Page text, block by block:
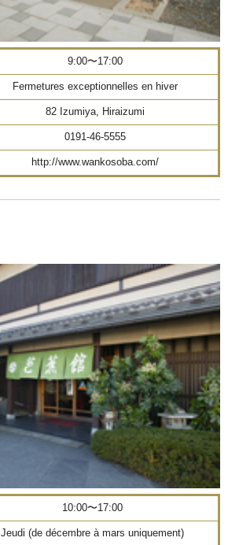
9:00〜17:00
Fermetures exceptionnelles en hiver
82 Izumiya, Hiraizumi
0191-46-5555
http://www.wankosoba.com/
10:00〜17:00
Jeudi (de décembre à mars uniquement)